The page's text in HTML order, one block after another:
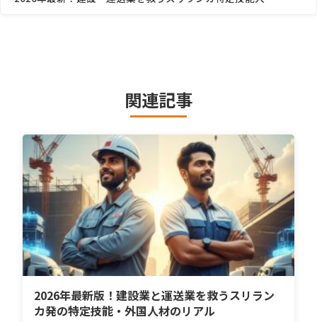
関連記事
2026年最新版！建設業と運送業を救うスリラン
カ発の特定技能・外国人材のリアル